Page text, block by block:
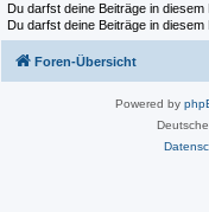
Du darfst deine Beiträge in diesem
Du darfst deine Beiträge in diesem
Foren-Übersicht
Powered by